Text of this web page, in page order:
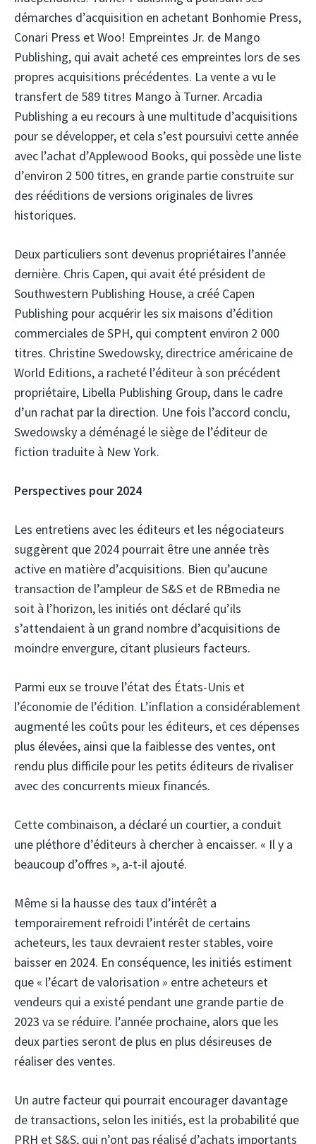
démarches d’acquisition en achetant Bonhomie Press,
Conari Press et Woo! Empreintes Jr. de Mango
Publishing, qui avait acheté ces empreintes lors de ses
propres acquisitions précédentes. La vente a vu le
transfert de 589 titres Mango à Turner. Arcadia
Publishing a eu recours à une multitude d’acquisitions
pour se développer, et cela s’est poursuivi cette année
avec l’achat d’Applewood Books, qui possède une liste
d’environ 2 500 titres, en grande partie construite sur
des rééditions de versions originales de livres
historiques.
Deux particuliers sont devenus propriétaires l’année
dernière. Chris Capen, qui avait été président de
Southwestern Publishing House, a créé Capen
Publishing pour acquérir les six maisons d’édition
commerciales de SPH, qui comptent environ 2 000
titres. Christine Swedowsky, directrice américaine de
World Editions, a racheté l’éditeur à son précédent
propriétaire, Libella Publishing Group, dans le cadre
d’un rachat par la direction. Une fois l’accord conclu,
Swedowsky a déménagé le siège de l’éditeur de
fiction traduite à New York.
Perspectives pour 2024
Les entretiens avec les éditeurs et les négociateurs
suggèrent que 2024 pourrait être une année très
active en matière d’acquisitions. Bien qu’aucune
transaction de l’ampleur de S&S et de RBmedia ne
soit à l’horizon, les initiés ont déclaré qu’ils
s’attendaient à un grand nombre d’acquisitions de
moindre envergure, citant plusieurs facteurs.
Parmi eux se trouve l’état des États-Unis et
l’économie de l’édition. L’inflation a considérablement
augmenté les coûts pour les éditeurs, et ces dépenses
plus élevées, ainsi que la faiblesse des ventes, ont
rendu plus difficile pour les petits éditeurs de rivaliser
avec des concurrents mieux financés.
Cette combinaison, a déclaré un courtier, a conduit
une pléthore d’éditeurs à chercher à encaisser. « Il y a
beaucoup d’offres », a-t-il ajouté.
Même si la hausse des taux d’intérêt a
temporairement refroidi l’intérêt de certains
acheteurs, les taux devraient rester stables, voire
baisser en 2024. En conséquence, les initiés estiment
que « l’écart de valorisation » entre acheteurs et
vendeurs qui a existé pendant une grande partie de
2023 va se réduire. l’année prochaine, alors que les
deux parties seront de plus en plus désireuses de
réaliser des ventes.
Un autre facteur qui pourrait encourager davantage
de transactions, selon les initiés, est la probabilité que
PRH et S&S, qui n’ont pas réalisé d’achats importants